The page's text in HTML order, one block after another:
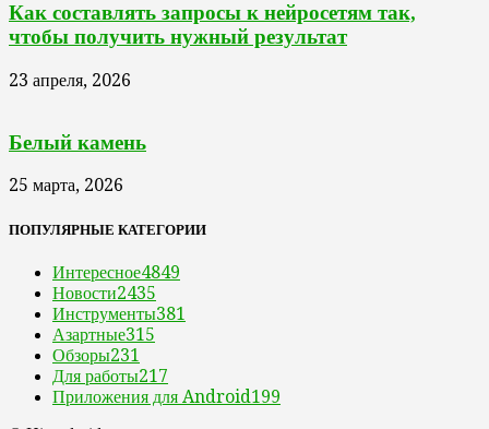
Как составлять запросы к нейросетям так,
чтобы получить нужный результат
23 апреля, 2026
Белый камень
25 марта, 2026
ПОПУЛЯРНЫЕ КАТЕГОРИИ
Интересное4849
Новости2435
Инструменты381
Азартные315
Обзоры231
Для работы217
Приложения для Android199